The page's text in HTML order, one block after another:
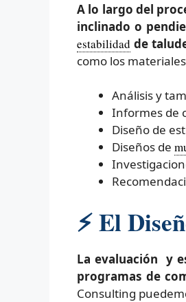
A lo largo del
inclinado o
estabilidad de
como los
Análisis y
Informes de
Diseño de
Diseños de
⚡El
La evaluación y
programas de
Consulting